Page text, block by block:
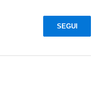
SEGUI